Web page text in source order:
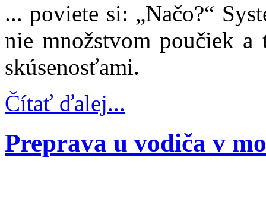
... poviete si: „Načo?“
nie množstvom poučiek
skúsenosťami.
Čítať ďalej...
Preprava u vodiča v